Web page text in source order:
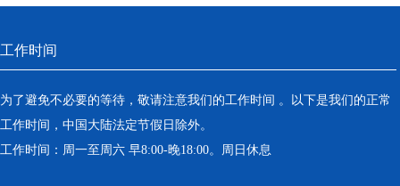
工作时间
为了避免不必要的等待，敬请注意我们的工作时间 。以下是我们的正常
工作时间，中国大陆法定节假日除外。
工作时间：周一至周六 早8:00-晚18:00。周日休息